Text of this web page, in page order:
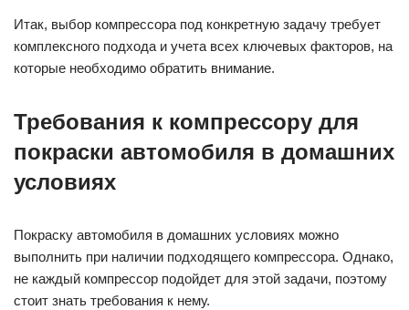
Итак, выбор компрессора под конкретную задачу требует
комплексного подхода и учета всех ключевых факторов, на
которые необходимо обратить внимание.
Требования к компрессору для
покраски автомобиля в домашних
условиях
Покраску автомобиля в домашних условиях можно
выполнить при наличии подходящего компрессора. Однако,
не каждый компрессор подойдет для этой задачи, поэтому
стоит знать требования к нему.